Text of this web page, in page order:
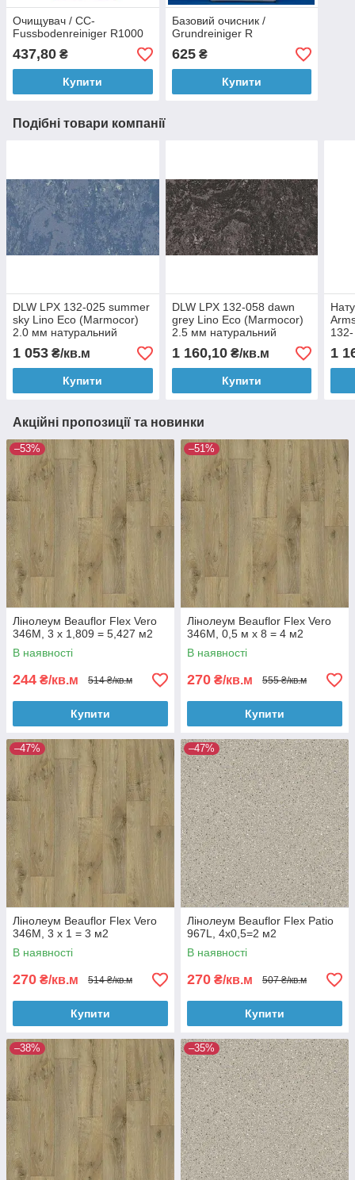
Очищувач / СС-
Fussbodenreiniger R1000
437,80 ₴
Купити
Базовий очисник /
Grundreiniger R
625₴
Купити
Подібні товари компанії
DLW LPX 132-025 summer
sky Lino Eco (Marmocor)
2.0 мм натуральний
1 053 ₴/кв.м
Купити
DLW LPX 132-058 dawn
grey Lino Eco (Marmocor)
2.5 мм натуральний
1 160,10₴/кв.м
Купити
1
Акційні пропозиції та новинки
–53%
Лінолеум Beauflor Flex Vero
346M, 3 х 1,809 = 5,427 м2
В наявності
244 ₴/кв.м 514 ₴/кв.м
Купити
–51%
Лінолеум Beauflor Flex Vero
346M, 0,5 м х 8 = 4 м2
В наявності
270 ₴/кв.м 555 ₴/кв.м
Купити
–47%
Лінолеум Beauflor Flex Vero
346M, 3 х 1 = 3 м2
В наявності
270 ₴/кв.м 514 ₴/кв.м
Купити
–47%
Лінолеум Beauflor Flex Patio
967L, 4х0,5=2 м2
В наявності
270 ₴/кв.м 507 ₴/кв.м
Купити
–38% –35%